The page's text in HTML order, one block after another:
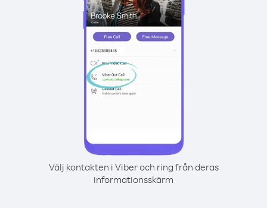
Välj kontakten i Viber och ring från deras
informationsskärm